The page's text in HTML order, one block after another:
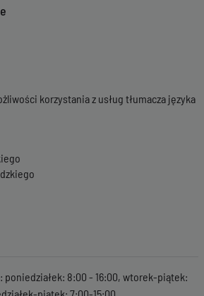
korzystania z usług tłumacza języka
poniedziałek: 8:00 - 16:00, wtorek-piątek: